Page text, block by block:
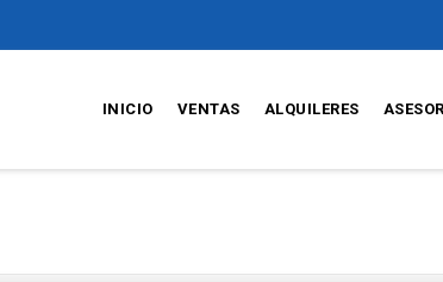
INICIO VENTAS ALQUILERES